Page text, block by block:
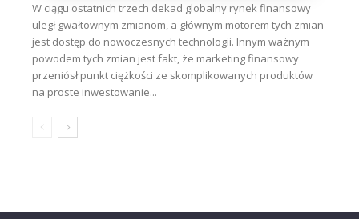
W ciągu ostatnich trzech dekad globalny rynek finansowy
uległ gwałtownym zmianom, a głównym motorem tych zmian
jest dostęp do nowoczesnych technologii. Innym ważnym
powodem tych zmian jest fakt, że marketing finansowy
przeniósł punkt ciężkości ze skomplikowanych produktów
na proste inwestowanie...